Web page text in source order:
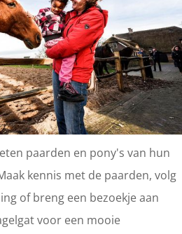
paarden en pony's van hun
kennis met de paarden, volg
of breng een bezoekje aan
voor een mooie